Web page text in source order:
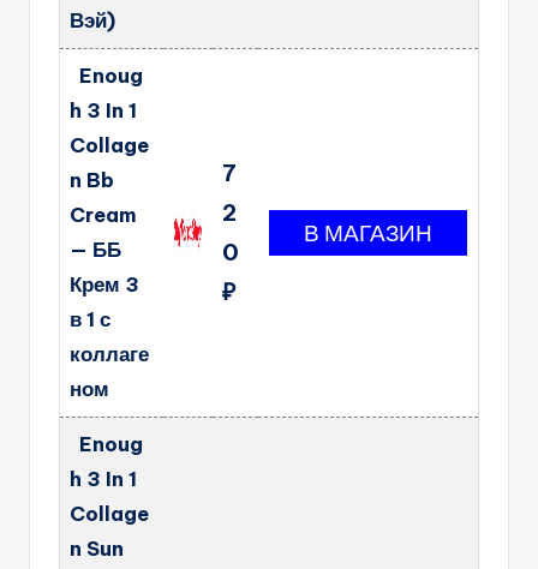
Вэй)
Enoug
h 3 In 1
Collage
n Bb
Cream
— ББ
Крем 3
в 1 с
коллаге
ном
7
2
0
₽
Enoug
h 3 In 1
Collage
n Sun